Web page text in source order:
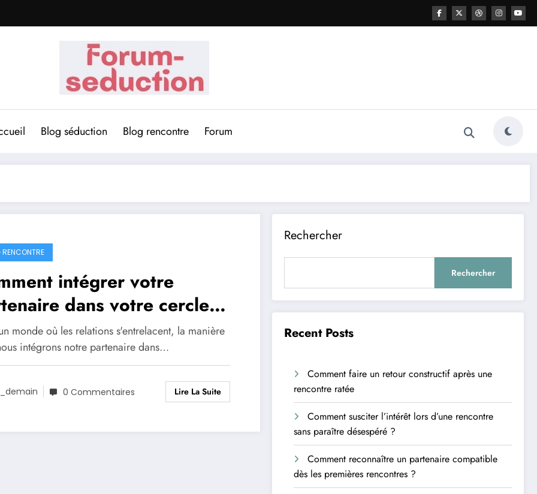
Blog séduction Blog rencontre Forum
intégrer votre
dans votre cercle
après une rencontre
monde où les relations s'entrelacent, la manière
intégrons notre partenaire dans…
0 Commentaires Lire La Suite
Rechercher
Rechercher
Recent Posts
Comment faire un retour constructif après une
rencontre ratée
Comment susciter l’intérêt lors d’une rencontre
sans paraître désespéré ?
Comment reconnaître un partenaire compatible
dès les premières rencontres ?